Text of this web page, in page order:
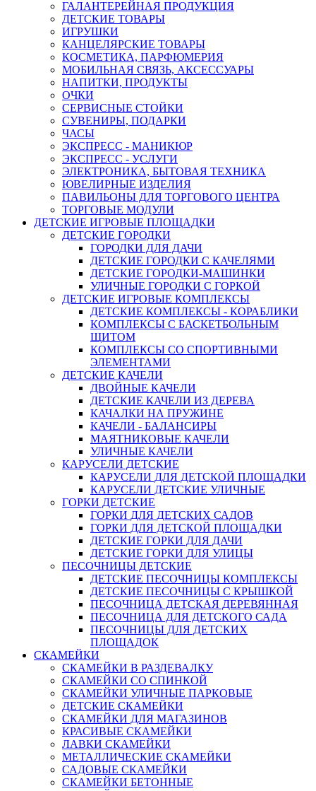
ГАЛАНТЕРЕЙНАЯ ПРОДУКЦИЯ
ДЕТСКИЕ ТОВАРЫ
ИГРУШКИ
КАНЦЕЛЯРСКИЕ ТОВАРЫ
КОСМЕТИКА, ПАРФЮМЕРИЯ
МОБИЛЬНАЯ СВЯЗЬ, АКСЕССУАРЫ
НАПИТКИ, ПРОДУКТЫ
ОЧКИ
СЕРВИСНЫЕ СТОЙКИ
СУВЕНИРЫ, ПОДАРКИ
ЧАСЫ
ЭКСПРЕСС - МАНИКЮР
ЭКСПРЕСС - УСЛУГИ
ЭЛЕКТРОНИКА, БЫТОВАЯ ТЕХНИКА
ЮВЕЛИРНЫЕ ИЗДЕЛИЯ
ПАВИЛЬОНЫ ДЛЯ ТОРГОВОГО ЦЕНТРА
ТОРГОВЫЕ МОДУЛИ
ДЕТСКИЕ ИГРОВЫЕ ПЛОЩАДКИ
ДЕТСКИЕ ГОРОДКИ
ГОРОДКИ ДЛЯ ДАЧИ
ДЕТСКИЕ ГОРОДКИ С КАЧЕЛЯМИ
ДЕТСКИЕ ГОРОДКИ-МАШИНКИ
УЛИЧНЫЕ ГОРОДКИ С ГОРКОЙ
ДЕТСКИЕ ИГРОВЫЕ КОМПЛЕКСЫ
ДЕТСКИЕ КОМПЛЕКСЫ - КОРАБЛИКИ
КОМПЛЕКСЫ С БАСКЕТБОЛЬНЫМ
ЩИТОМ
КОМПЛЕКСЫ СО СПОРТИВНЫМИ
ЭЛЕМЕНТАМИ
ДЕТСКИЕ КАЧЕЛИ
ДВОЙНЫЕ КАЧЕЛИ
ДЕТСКИЕ КАЧЕЛИ ИЗ ДЕРЕВА
КАЧАЛКИ НА ПРУЖИНЕ
КАЧЕЛИ - БАЛАНСИРЫ
МАЯТНИКОВЫЕ КАЧЕЛИ
УЛИЧНЫЕ КАЧЕЛИ
КАРУСЕЛИ ДЕТСКИЕ
КАРУСЕЛИ ДЛЯ ДЕТСКОЙ ПЛОЩАДКИ
КАРУСЕЛИ ДЕТСКИЕ УЛИЧНЫЕ
ГОРКИ ДЕТСКИЕ
ГОРКИ ДЛЯ ДЕТСКИХ САДОВ
ГОРКИ ДЛЯ ДЕТСКОЙ ПЛОЩАДКИ
ДЕТСКИЕ ГОРКИ ДЛЯ ДАЧИ
ДЕТСКИЕ ГОРКИ ДЛЯ УЛИЦЫ
ПЕСОЧНИЦЫ ДЕТСКИЕ
ДЕТСКИЕ ПЕСОЧНИЦЫ КОМПЛЕКСЫ
ДЕТСКИЕ ПЕСОЧНИЦЫ С КРЫШКОЙ
ПЕСОЧНИЦА ДЕТСКАЯ ДЕРЕВЯННАЯ
ПЕСОЧНИЦА ДЛЯ ДЕТСКОГО САДА
ПЕСОЧНИЦЫ ДЛЯ ДЕТСКИХ
ПЛОЩАДОК
СКАМЕЙКИ
СКАМЕЙКИ В РАЗДЕВАЛКУ
СКАМЕЙКИ СО СПИНКОЙ
СКАМЕЙКИ УЛИЧНЫЕ ПАРКОВЫЕ
ДЕТСКИЕ СКАМЕЙКИ
СКАМЕЙКИ ДЛЯ МАГАЗИНОВ
КРАСИВЫЕ СКАМЕЙКИ
ЛАВКИ СКАМЕЙКИ
МЕТАЛЛИЧЕСКИЕ СКАМЕЙКИ
САДОВЫЕ СКАМЕЙКИ
СКАМЕЙКИ БЕТОННЫЕ